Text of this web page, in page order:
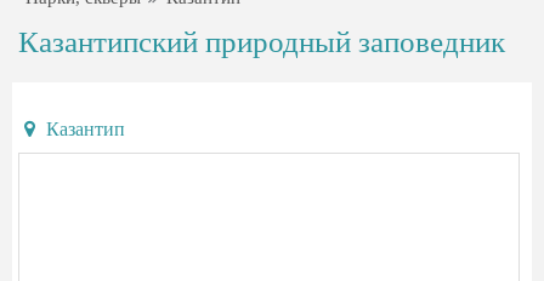
Казантипский природный заповедник
Казантип